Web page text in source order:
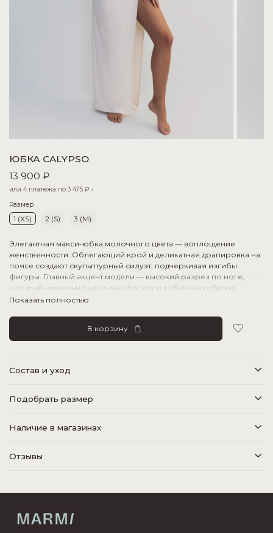
ЮБКА CALYPSO
13 900 ₽
или 4 платежа по3 475 ₽ ›
Размер
1 (XS) 2 (S) 3 (M)
Элегантная макси-юбка молочного цвета — воплощение
женственности. Облегающий крой и деликатная драпировка на
поясе создают скульптурный силуэт, подчеркивая изгибы
фигуры. Главный акцент модели — высокий разрез по ноге,
который визуально удлиняет фигуру и добавляет образу
легкости. Юбка выполнена из приятного к телу материала,
модель станет прекрасным дополнением к любому купальнику,
завершая ваш пляжный или летний образ.
Показать полностью
В корзину
Состав и уход
Подобрать размер
Наличие в магазинах
Отзывы